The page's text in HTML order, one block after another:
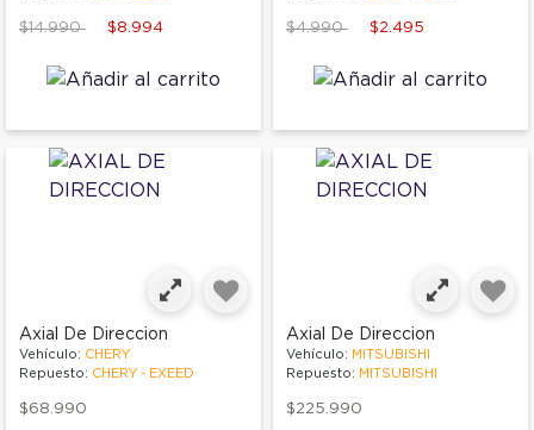
Price reduced from
$14.990to $8.994 Price reduced from
$4.990to $2.495
Axial De Direccion
Vehículo: CHERY
Repuesto: CHERY - EXEED
$68.990
Axial De Direccion
Vehículo: MITSUBISHI
Repuesto: MITSUBISHI
$225.990